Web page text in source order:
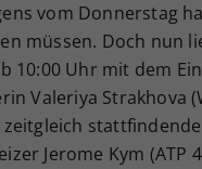
vom Donnerstag
müssen. Doch nun
10:00 Uhr mit dem
Valeriya Strakhova
Jerome Kym (ATP